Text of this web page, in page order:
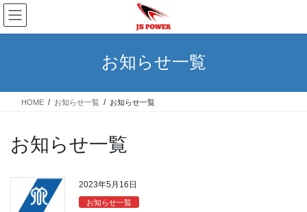
コ
ン
テ
ス
ナ
ビ
ゲ
ン
お知らせ一覧
HOME お知らせ一覧 お知らせ一覧
お知らせ一覧
2023年5月16日
お知らせ一覧